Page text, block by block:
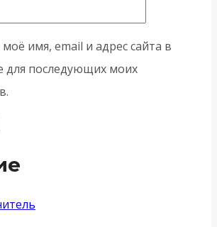
имя, email и адрес сайта в
для последующих моих